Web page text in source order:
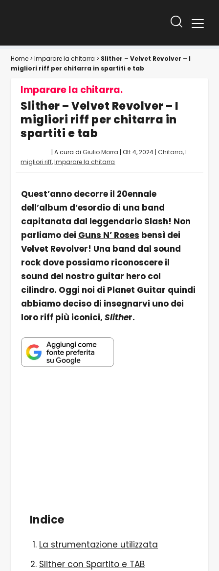
Home >Imparare la chitarra > Slither – Velvet Revolver – I
migliori riff per chitarra in spartiti e tab
Imparare la chitarra.
Slither – Velvet Revolver – I
migliori riff per chitarra in
spartiti e tab
| A cura di Giulio Morra |Ott 4, 2024 | Chitarra,I
migliori riff,Imparare la chitarra
Quest’anno decorre il 20ennale
dell’album d’esordio di una band
capitanata dal leggendario Slash! Non
parliamo dei Guns N’ Roses bensì dei
Velvet Revolver! Una band dal sound
rock dove possiamo riconoscere il
sound del nostro guitar hero col
cilindro. Oggi noi di Planet Guitar quindi
abbiamo deciso di insegnarvi uno dei
loro riff più iconici, Slither.
Indice
La strumentazione utilizzata
Slither con Spartito e TAB